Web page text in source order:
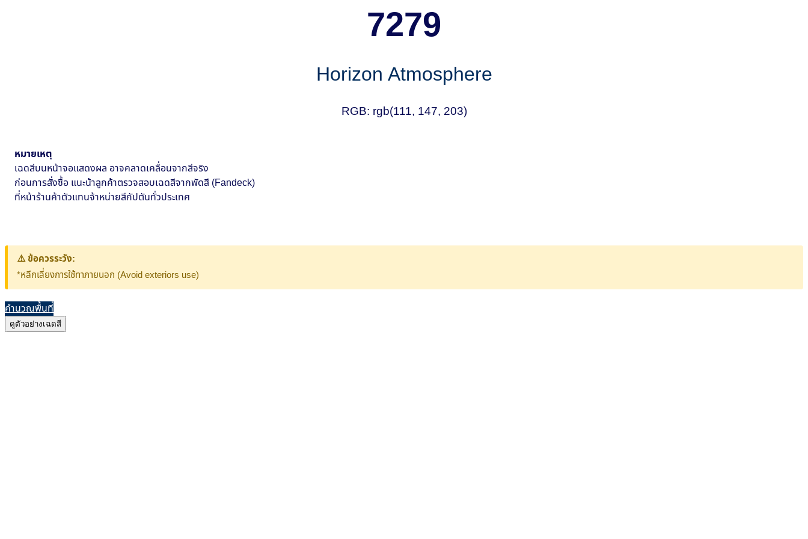
7279
Horizon Atmosphere
RGB: rgb(111, 147, 203)
หมายเหตุ
เฉดสีบนหน้าจอแสดงผล อาจคลาดเคลื่อนจากสีจริง
ก่อนการสั่งซื้อ แนะน้าลูกค้าตรวจสอบเฉดสีจากพัดสี (Fandeck)
ที่หน้าร้านค้าตัวแทนจ้าหน่ายสีกัปตันทั่วประเทศ
⚠️ ข้อควรระวัง:
*หลีกเลี่ยงการใช้ทาภายนอก (Avoid exteriors use)
คำนวณพื้นที่
ดูตัวอย่างเฉดสี